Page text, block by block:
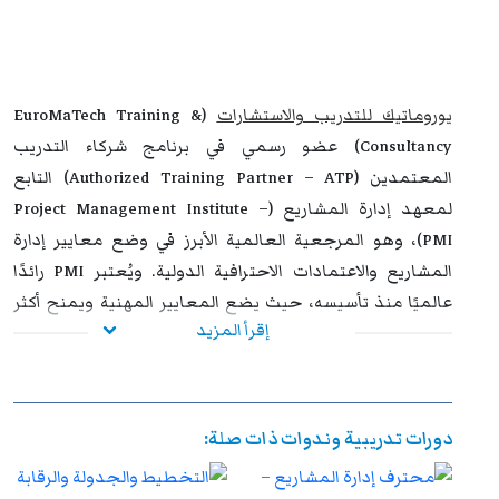
استراتيجية عالية. وتُشكل هذه الشهادة إضافة نوعية لمسار
التطوير المهني، وتفتح للمشاركين آفاقًا واسعة نحو الترقي
الوظيفي وتحقيق التفوق والتميز داخل مؤسساتهم وخارجها.
يوروماتيك للتدريب والاستشارات (EuroMaTech Training &
Consultancy) عضو رسمي في برنامج شركاء التدريب
المعتمدين (Authorized Training Partner – ATP) التابع
لمعهد إدارة المشاريع (Project Management Institute –
PMI)، وهو المرجعية العالمية الأبرز في وضع معايير إدارة
المشاريع والاعتمادات الاحترافية الدولية. ويُعتبر PMI رائدًا
عالميًا منذ تأسيسه، حيث يضع المعايير المهنية ويمنح أكثر
الشهادات تأثيرًا وانتشارًا في هذا المجال مثل: PMP®، CAPM®،
متوافقة مع منهجيات PMI المحدثة ومعاييره الصارمة، مما
يتيح للمشاركين تطوير مهاراتهم القيادية والفنية في إدارة
إقرأ المزيد
دورات تدريبية وندوات ذات صلة: